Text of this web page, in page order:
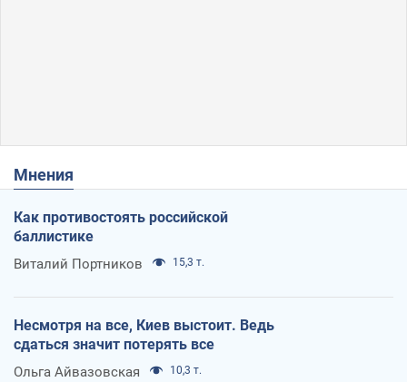
Мнения
Как противостоять российской
баллистике
Виталий Портников 15,3 т.
Несмотря на все, Киев выстоит. Ведь
сдаться значит потерять все
Ольга Айвазовская 10,3 т.